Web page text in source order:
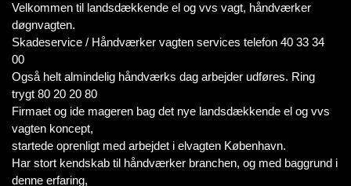
Velkommen til landsdækkende el og vvs vagt, håndværker
døgnvagten.
Skadeservice / Håndværker vagten services telefon 40 33 34
00
Også helt almindelig håndværks dag arbejder udføres. Ring
trygt 80 20 20 80
Firmaet og ide mageren bag det nye landsdækkende el og vvs
vagten koncept,
startede oprenligt med arbejdet i elvagten København.
Har stort kendskab til håndværker branchen, og med baggrund i
denne erfaring,